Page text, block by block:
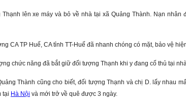
lên xe máy và bỏ về nhà tại xã Quảng Thành. Nạn
CA TP Huế, CA tỉnh TT-Huế đã nhanh chóng có mặt, bảo vệ
chức năng đã bắt giữ đối tượng Thạnh khi y đang cố thủ tại
Thành cũng cho biết, đối tượng Thạnh và chị D. lấy nhau
tại Hà Nội và mới trở về quê được 3 ngày.